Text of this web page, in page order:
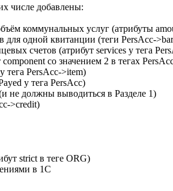
числе добавлены:
коммунальных услуг (атрибуты
одной квитанции (теги PersAcc-
счетов (атрибут services у тега
со значением 2 в тегах
тега PersAcc->item)
у тега PersAcc)
не должны выводиться в Разделе 1)
>credit)
strict в теге ORG)
в 1С